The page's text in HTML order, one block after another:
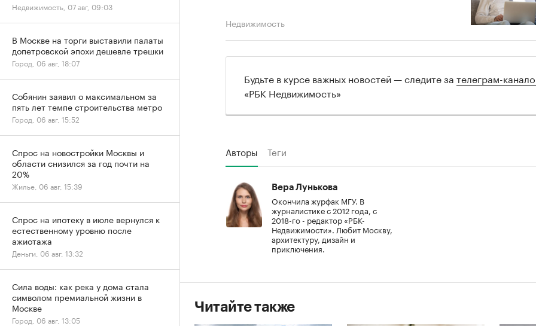
Недвижимость
Будьте в курсе важных новостей — следите за телеграм-
«РБК Недвижимость»
Авторы Теги
Вера Лунькова
Окончила журфак МГУ. В
журналистике с 2012 года, с
2018-го - редактор «РБК-
Недвижимости». Любит Москву,
архитектуру, дизайн и
приключения.
Читайте также
Недвижимость, 07 авг, 09:03
В Москве на торги выставили палаты
допетровской эпохи дешевле трешки
Город, 06 авг, 18:07
Собянин заявил о максимальном за
пять лет темпе строительства метро
Город, 06 авг, 15:52
Спрос на новостройки Москвы и
области снизился за год почти на
20%
Жилье, 06 авг, 15:39
Спрос на ипотеку в июле вернулся к
естественному уровню после
ажиотажа
Деньги, 06 авг, 13:32
Сила воды: как река у дома стала
символом премиальной жизни в
Москве
Город, 06 авг, 13:05